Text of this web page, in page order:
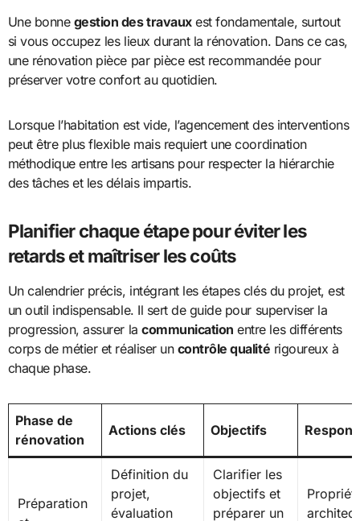
Une bonne gestion des travauxest fondamentale, surtout
si vous occupez les lieux durant la rénovation. Dans ce cas,
une rénovation pièce par pièce est recommandée pour
préserver votre confort au quotidien.
Lorsque l’habitation est vide, l’agencement des interventions
peut être plus flexible mais requiert une coordination
méthodique entre les artisans pour respecter la hiérarchie
des tâches et les délais impartis.
Planifier chaque étape pour éviter les
retards et maîtriser les coûts
Un calendrier précis, intégrant les étapes clés du projet, est
un outil indispensable. Il sert de guide pour superviser la
progression, assurer lacommunication entre les différents
corps de métier et réaliser un contrôle qualité rigoureux à
chaque phase.
Phase de
rénovation
Actions clés Objectifs
Préparation
Définition du
projet,
évaluation
Clarifier les
objectifs et
préparer un